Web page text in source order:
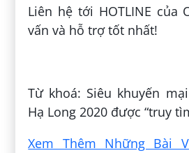
Liên hệ tới HOTLINE của
vấn và hỗ trợ tốt nhất!
Từ khoá: Siêu khuyến
Hạ Long 2020 được “truy
Xem Thêm Những Bài